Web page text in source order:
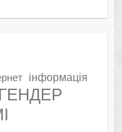
інформація
ГЕНДЕР